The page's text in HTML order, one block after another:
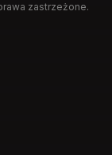
zastrzeżone.